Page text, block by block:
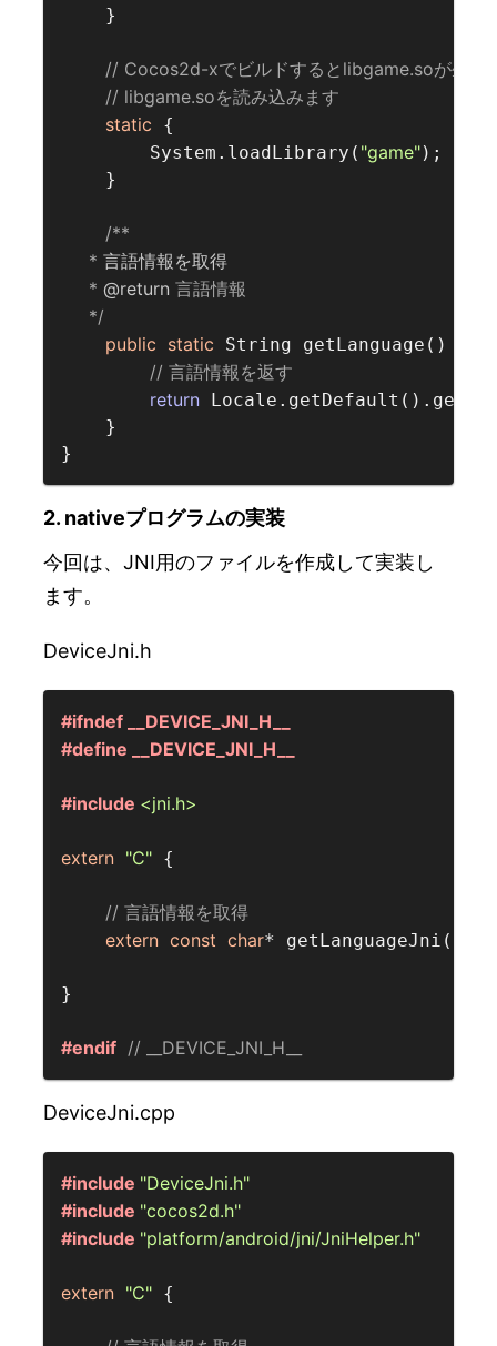
    }
// Cocos2d-xでビルドするとlibgame.soが生
// libgame.soを読み込みます
static {
        System.loadLibrary(
"game");
    }
/**
     *
言語情報を取得
     *
@return 言語情報
     */
public static String getLanguage() {
// 言語情報を返す
return
    }
2. nativeプログラムの実装
今回は、JNI用のファイルを作成して実装し
ます。
DeviceJni.h
#ifndef __DEVICE_JNI_H__
#define __DEVICE_JNI_H__
#include <jni.h>
extern "C" {
// 言語情報を取得
extern const char* getLanguageJni();
}
#endif // __DEVICE_JNI_H__
DeviceJni.cpp
#include "DeviceJni.h"
#include "cocos2d.h"
#include "platform/android/jni/JniHelper.h"
extern "C" {